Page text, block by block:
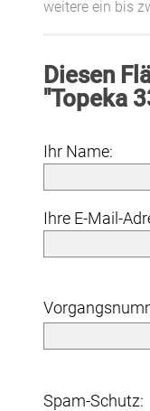
weitere ein bis
Diesen
"Topeka
Ihr Name:
Ihre E-Mail-
Spam-Schutz: